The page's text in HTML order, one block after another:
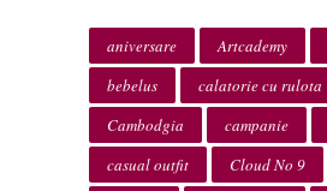
aniversare Artcademy
bebelus
calatorie cu rulota
Cambodgia
campanie
casual outfit
Cloud No 9